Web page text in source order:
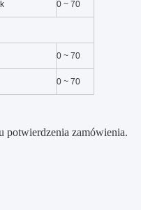
0 ~ 70
0 ~ 70
0 ~ 70
potwierdzenia zamówienia.